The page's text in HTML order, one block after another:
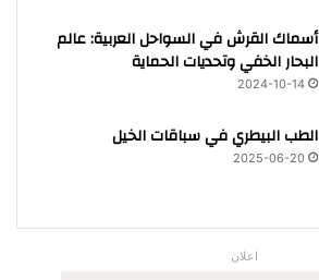
أسماك القرش في السواحل العربية: عالم
البحار الخفي وتحديات الحماية
2024-10-14
الطب البيطري في سباقات الخيل
2025-06-20
اعلان